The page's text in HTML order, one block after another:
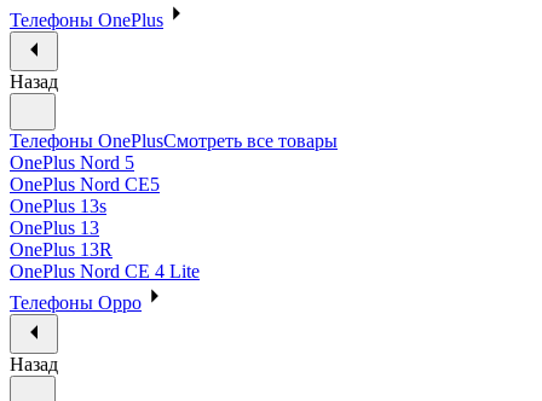
Телефоны OnePlus
Назад
Телефоны OnePlusСмотреть все товары
OnePlus Nord 5
OnePlus Nord CE5
OnePlus 13s
OnePlus 13
OnePlus 13R
OnePlus Nord CE 4 Lite
Телефоны Oppo
Назад